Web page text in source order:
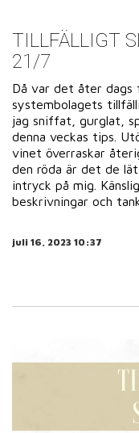
TILLFÄLLIGT
21/7
Då var det åter
systembolagets
jag sniffat, gurglat,
denna veckas tips.
vinet överraskar
den röda är det de
intryck på mig.
beskrivningar och
juli 16, 2023 10:37